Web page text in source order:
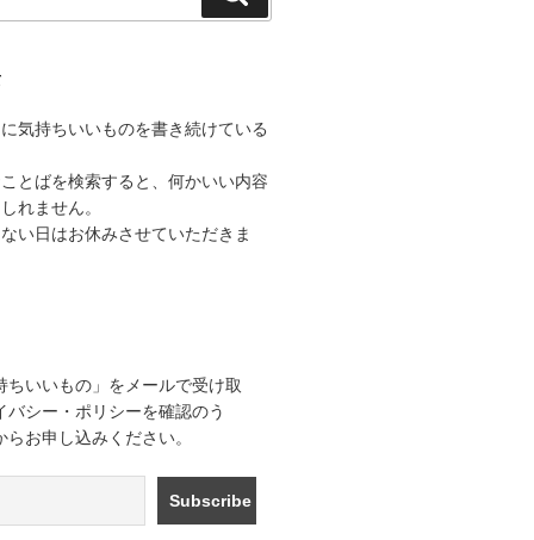
索
気持ちいいものを書き続けている
とばを検索すると、何かいい内容
れません。
い日はお休みさせていただきま
ちいいもの」をメールで受け取
バシー・ポリシーを確認のう
らお申し込みください。